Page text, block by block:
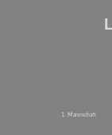
1. Mannschaft